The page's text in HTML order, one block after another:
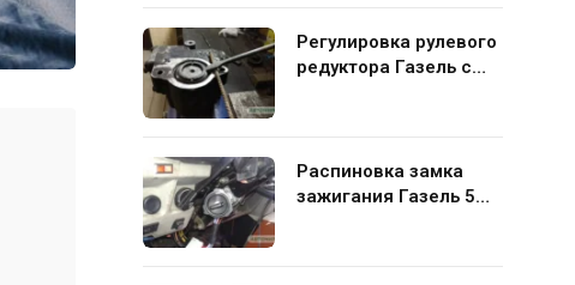
Регулировка рулевого
редуктора Газель с
Распиновка замка
зажигания Газель 5